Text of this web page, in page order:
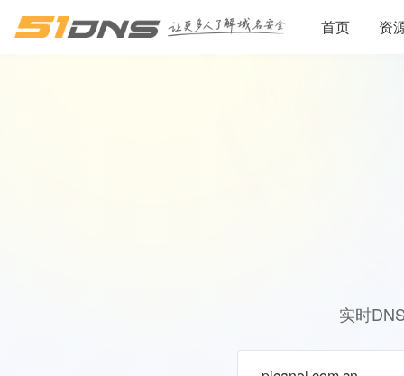
首页 资
实时